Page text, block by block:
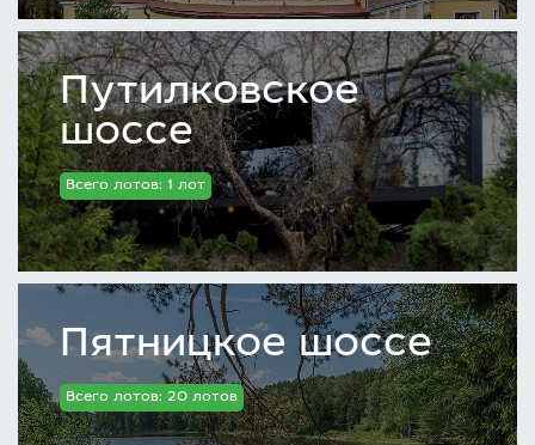
Путилковское
шоссе
Всего лотов: 1 лот
Пятницкое шоссе
Всего лотов: 20 лотов